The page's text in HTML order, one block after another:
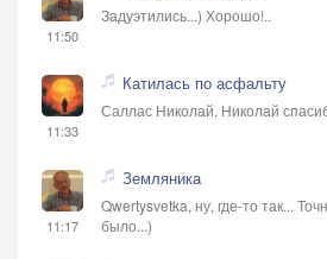
11:50
Задуэтились...) Хорошо!..
11:33
Катилась по асфальту
Саллас Николай, Николай
11:17
Земляника
Qwertysvetka, ну, где-то так...
было...)